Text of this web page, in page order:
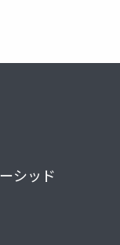
シッド